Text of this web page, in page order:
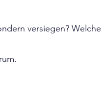
versiegen? Welche